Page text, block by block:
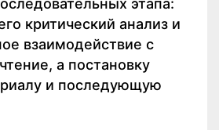
критический анализ и
взаимодействие с
а постановку
и последующую